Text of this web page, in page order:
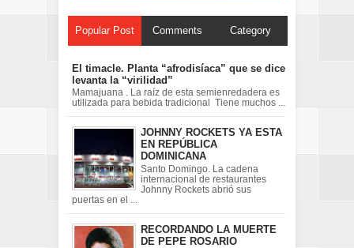
Popular Post Comments Category
El timacle. Planta “afrodisíaca” que se dice
levanta la “virilidad”
Mamajuana . La raíz de esta semienredadera es
utilizada para bebida tradicional Tiene muchos ...
JOHNNY ROCKETS YA ESTA
EN REPÚBLICA
DOMINICANA
Santo Domingo. La cadena
internacional de restaurantes
Johnny Rockets abrió sus
puertas en el ...
RECORDANDO LA MUERTE
DE PEPE ROSARIO